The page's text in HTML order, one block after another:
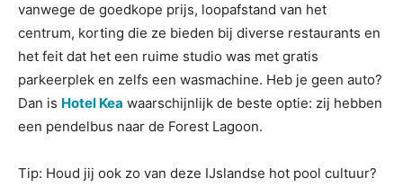
vanwege de goedkope prijs, loopafstand van het
centrum, korting die ze bieden bij diverse restaurants en
het feit dat het een ruime studio was met gratis
parkeerplek en zelfs een wasmachine. Heb je geen auto?
Dan is Hotel Kea waarschijnlijk de beste optie: zij hebben
een pendelbus naar de Forest Lagoon.
Tip: Houd jij ook zo van deze IJslandse hot pool cultuur?